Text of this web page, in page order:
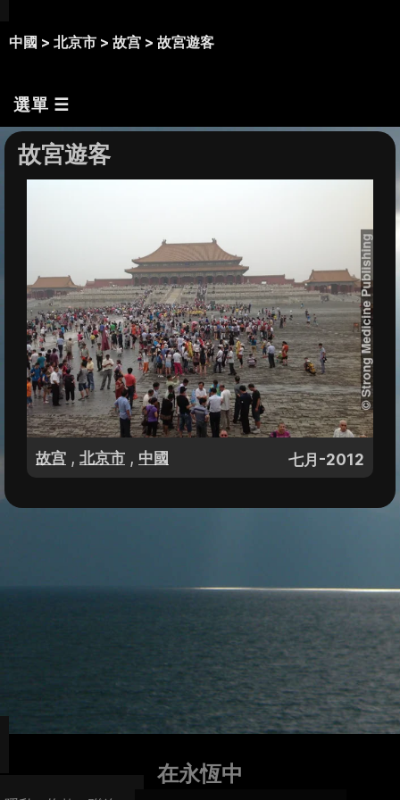
中國 > 北京市 > 故宫 > 故宮遊客
選單 ☰
故宮遊客
故宫 , 北京市 , 中國 七月-2012
在永恆中